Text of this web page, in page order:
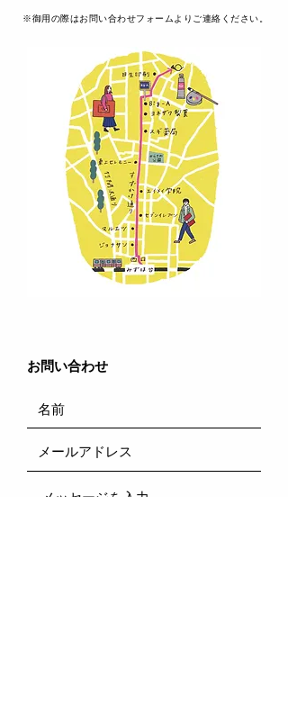
​※御用の際はお問い合わせフォームよりご連絡ください。
​お問い合わせ